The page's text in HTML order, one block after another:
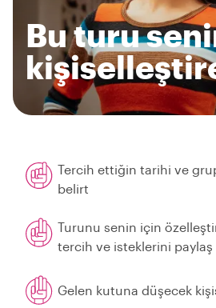
Bu turu
Tercih ettiğin tarihi ve
belirt
Turunu senin için
tercih ve isteklerini paylaş
Gelen kutuna düşecek